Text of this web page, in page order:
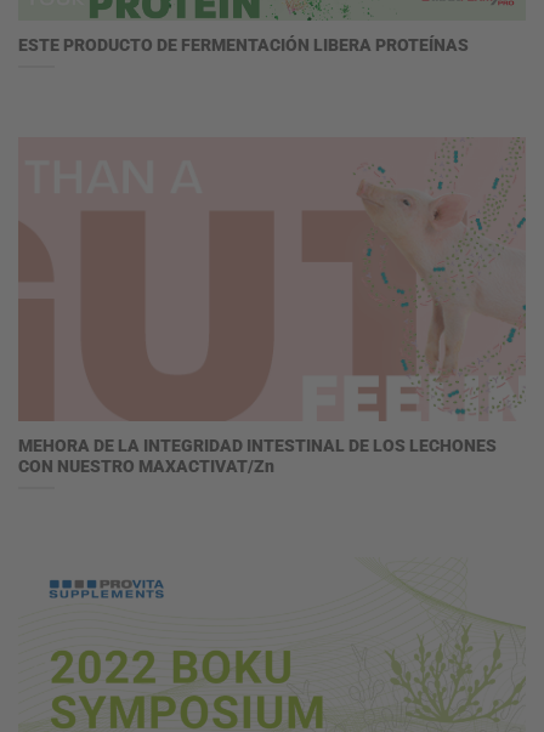
ESTE PRODUCTO DE FERMENTACIÓN LIBERA PROTEÍNAS
MEHORA DE LA INTEGRIDAD INTESTINAL DE LOS LECHONES
CON NUESTRO MAXACTIVAT/Zn